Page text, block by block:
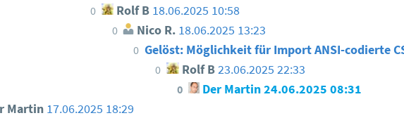
0 Rolf B 18.06.2025 10:58
0 Nico R. 18.06.2025 13:23
0 Gelöst: Möglichkeit für Import ANSI-codierte
0 Rolf B23.06.2025 22:33
0 Der Martin24.06.2025 08:31
Martin 17.06.2025 18:29